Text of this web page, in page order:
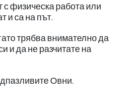
с физическа работа или
и са на път.
трябва внимателно да
и да не разчитате на
Овни.